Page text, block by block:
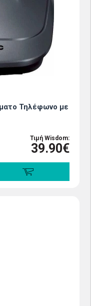
Τηλέφωνο με
Τιμή Wisdom:
39.90€